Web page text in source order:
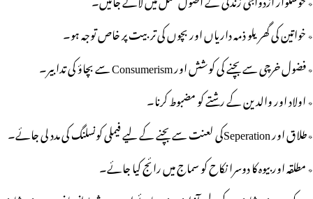
٭ خواتین کی گھریلو ذمہ داریاں اور بچوں کی تربیت پر خاص توجہ ہو۔
٭ فضول خرچی سے بچنے کی کوشش اور Consumerism سے بچاؤ کی تدابیر۔
٭ اولاد اور والدین کے رشتے کو مضبوط کرنا۔
٭طلاق اور Seperationکی لعنت سے بچنے کے لیے فیملی کونسلنگ کی مدد لی جائے۔
٭ مطلقہ اور بیوہ کا دوسرا نکاح کو سماج میں رائج کیا جائے۔